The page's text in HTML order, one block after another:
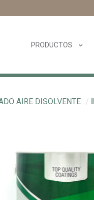
PRODUCTOS
AIRE DISOLVENTE /